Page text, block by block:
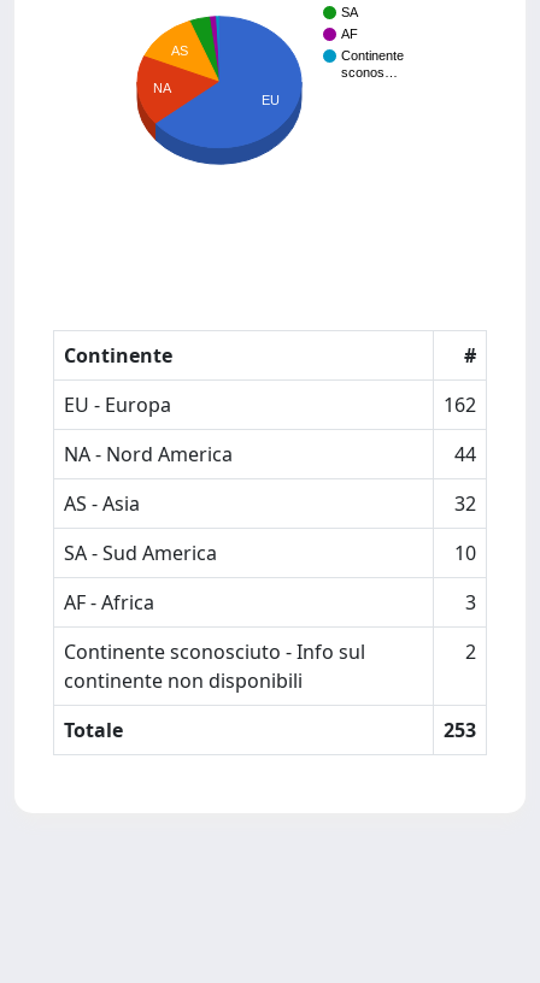
SA
AF
Continente
sconos…
AS
NA
EU
Continente
#
EU - Europa
162
NA - Nord America
44
AS - Asia
32
SA - Sud America
10
AF - Africa
3
Continente sconosciuto - Info sul
continente non disponibili
2
Totale 253